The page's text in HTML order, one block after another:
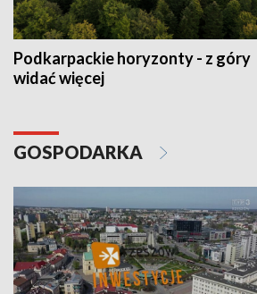
Podkarpackie horyzonty - z góry
widać więcej
GOSPODARKA